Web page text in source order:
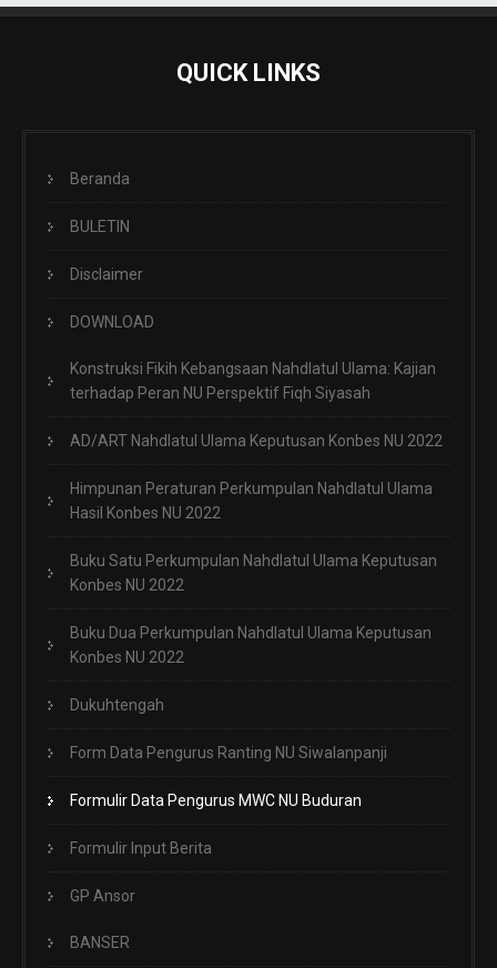
QUICK LINKS
Beranda
BULETIN
Disclaimer
DOWNLOAD
Konstruksi Fikih Kebangsaan Nahdlatul Ulama: Kajian
terhadap Peran NU Perspektif Fiqh Siyasah
AD/ART Nahdlatul Ulama Keputusan Konbes NU 2022
Himpunan Peraturan Perkumpulan Nahdlatul Ulama
Hasil Konbes NU 2022
Buku Satu Perkumpulan Nahdlatul Ulama Keputusan
Konbes NU 2022
Buku Dua Perkumpulan Nahdlatul Ulama Keputusan
Konbes NU 2022
Dukuhtengah
Form Data Pengurus Ranting NU Siwalanpanji
Formulir Data Pengurus MWC NU Buduran
Formulir Input Berita
GP Ansor
BANSER